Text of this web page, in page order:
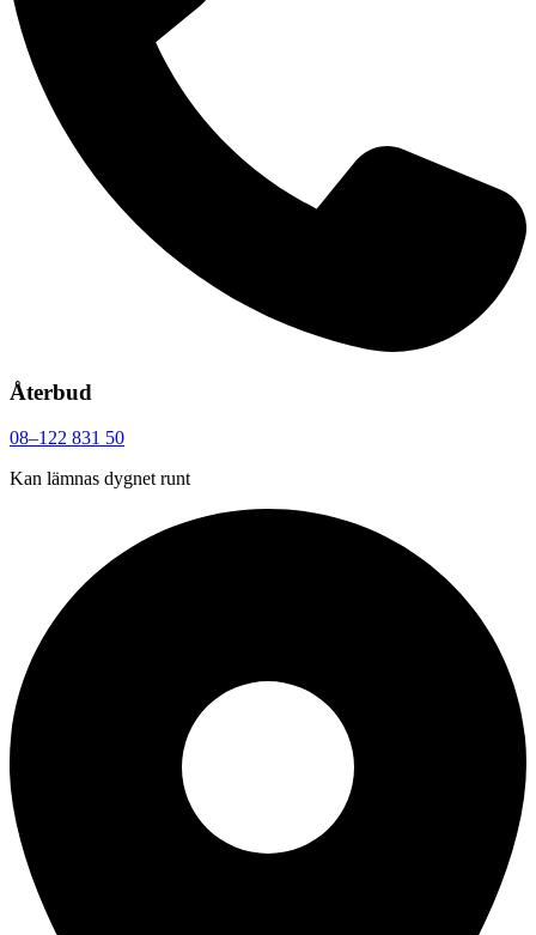
Återbud
08–122 831 50
Kan lämnas dygnet runt